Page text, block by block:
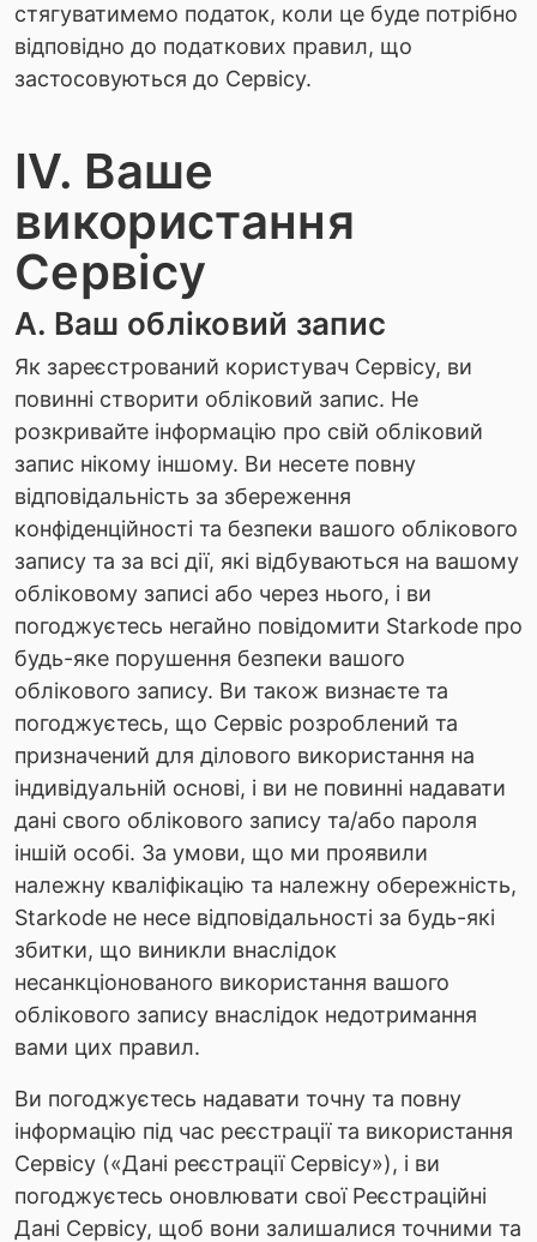
стягуватимемо податок, коли це буде потрібно
відповідно до податкових правил, що
застосовуються до Сервісу.
IV. Ваше
використання
Сервісу
A. Ваш обліковий запис
Як зареєстрований користувач Сервісу, ви
повинні створити обліковий запис. Не
розкривайте інформацію про свій обліковий
запис нікому іншому. Ви несете повну
відповідальність за збереження
конфіденційності та безпеки вашого облікового
запису та за всі дії, які відбуваються на вашому
обліковому записі або через нього, і ви
погоджуєтесь негайно повідомити Starkode про
будь-яке порушення безпеки вашого
облікового запису. Ви також визнаєте та
погоджуєтесь, що Сервіс розроблений та
призначений для ділового використання на
індивідуальній основі, і ви не повинні надавати
дані свого облікового запису та/або пароля
іншій особі. За умови, що ми проявили
належну кваліфікацію та належну обережність,
Starkode не несе відповідальності за будь-які
збитки, що виникли внаслідок
несанкціонованого використання вашого
облікового запису внаслідок недотримання
вами цих правил.
Ви погоджуєтесь надавати точну та повну
інформацію під час реєстрації та використання
Сервісу («Дані реєстрації Сервісу»), і ви
погоджуєтесь оновлювати свої Реєстраційні
Дані Сервісу, щоб вони залишалися точними та